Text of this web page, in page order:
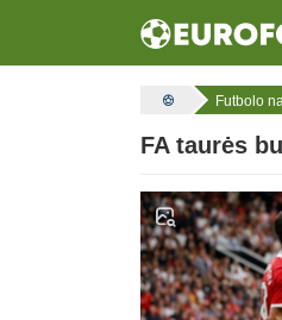
Futbolo
FA taurės